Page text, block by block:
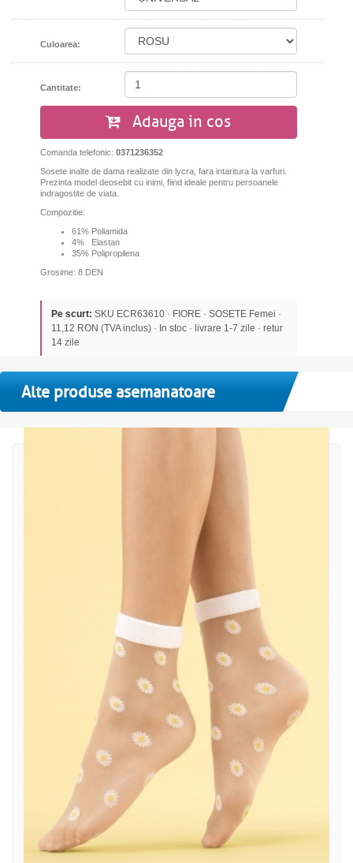
Culoarea:
Cantitate:
Adauga in cos
Comanda telefonic: 0371236352
Sosete inalte de dama realizate din lycra, fara intaritura la varfuri.
Prezinta model deosebit cu inimi, fiind ideale pentru persoanele
indragostite de viata.
Compozitie:
61% Poliamida
4% Elastan
35% Polipropilena
Grosime: 8 DEN
Pe scurt: SKU ECR63610 · FIORE · SOSETE Femei ·
11,12 RON (TVA inclus) · In stoc · livrare 1-7 zile · retur
14 zile
Alte produse asemanatoare